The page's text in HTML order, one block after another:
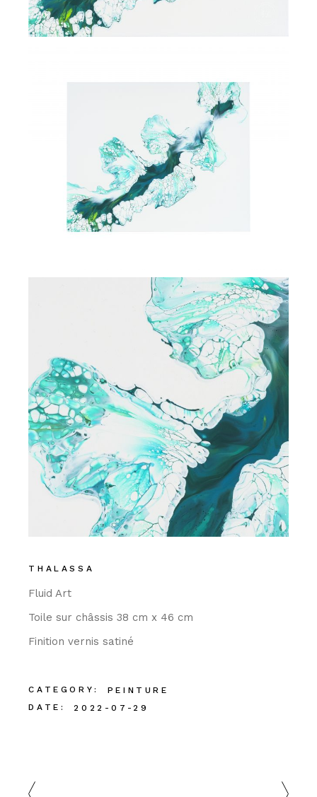
THALASSA
Fluid Art
Toile sur châssis 38 cm x 46 cm
Finition vernis satiné
CATEGORY:
PEINTURE
DATE:
2022-07-29